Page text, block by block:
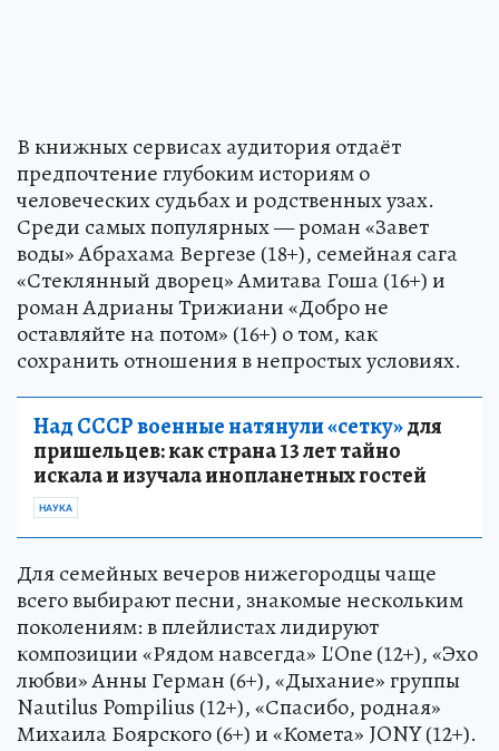
В книжных сервисах аудитория отдаёт
предпочтение глубоким историям о
человеческих судьбах и родственных узах.
Среди самых популярных — роман «Завет
воды» Абрахама Вергезе (18+), семейная сага
«Стеклянный дворец» Амитава Гоша (16+) и
роман Адрианы Трижиани «Добро не
оставляйте на потом» (16+) о том, как
сохранить отношения в непростых условиях.
Над СССР военные натянули «сетку»для
пришельцев: как страна 13 лет тайно
искала и изучала инопланетных гостей
НАУКА
Для семейных вечеров нижегородцы чаще
всего выбирают песни, знакомые нескольким
поколениям: в плейлистах лидируют
композиции «Рядом навсегда» L'One (12+), «Эхо
любви» Анны Герман (6+), «Дыхание» группы
Nautilus Pompilius (12+), «Спасибо, родная»
Михаила Боярского (6+) и «Комета» JONY (12+).